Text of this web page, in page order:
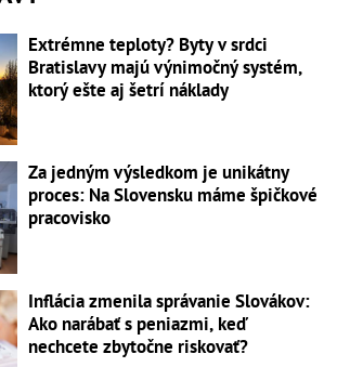
Extrémne teploty? Byty v srdci
Bratislavy majú výnimočný systém,
ktorý ešte aj šetrí náklady
Za jedným výsledkom je unikátny
proces: Na Slovensku máme špičkové
pracovisko
Inflácia zmenila správanie Slovákov:
Ako narábať s peniazmi, keď
nechcete zbytočne riskovať?